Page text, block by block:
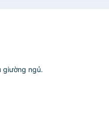
giường ngủ.